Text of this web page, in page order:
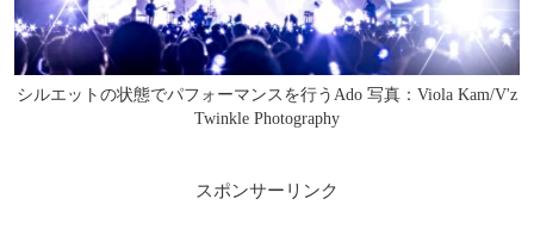
シルエットの状態でパフォーマンスを行うAdo 写真：Viola Kam/V'z
Twinkle Photography
スポンサーリンク